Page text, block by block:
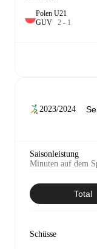
Polen U21
GUV 2 - 1
2023/2024
Saisonleistung
Minuten auf dem
Total
Schüsse